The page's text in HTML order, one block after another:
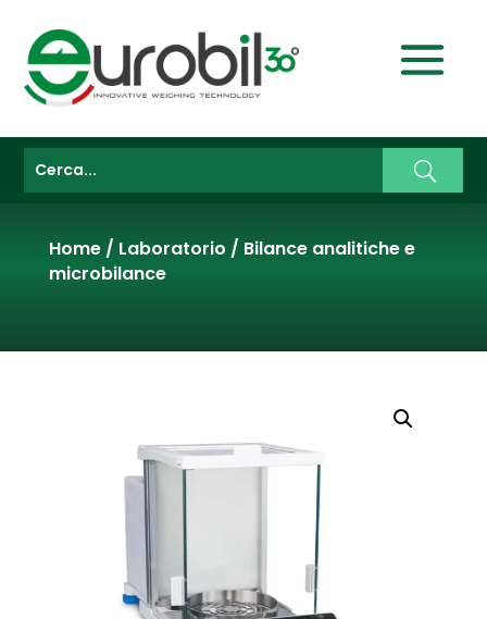
Home/ Laboratorio / Bilance analitiche e
microbilance